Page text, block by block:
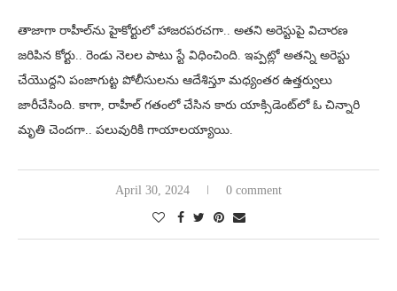
తాజాగా రాహీల్‌ను హైకోర్టులో హాజరపరచగా.. అతని అరెస్టుపై విచారణ
జరిపిన కోర్టు.. రెండు నెలల పాటు స్టే విధించింది. ఇప్పట్లో అతన్ని అరెస్టు
చేయొద్దని పంజాగుట్ట పోలీసులను ఆదేశిస్తూ మధ్యంతర ఉత్తర్వులు
జారీచేసింది. కాగా, రాహీల్ గతంలో చేసిన కారు యాక్సిడెంట్‌లో ఓ చిన్నారి
మృతి చెందగా.. పలువురికి గాయాలయ్యాయి.
April 30, 2024 0 comment